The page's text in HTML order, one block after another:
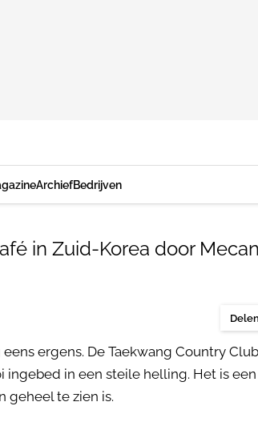
ArchiefBedrijven
in Zuid-Korea door
Delen
ergens. De Taekwang Country
ingebed in een steile helling. Het is
geheel te zien is.